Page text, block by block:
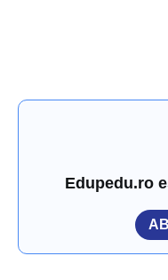
Edupedu.ro